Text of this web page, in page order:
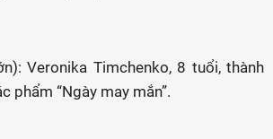
Veronika Timchenko, 8 tuổi, thành
phẩm “Ngày may mắn”.